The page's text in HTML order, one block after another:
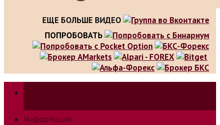
ЕЩЕ БОЛЬШЕ ВИДЕО
ПОПРОБОВАТЬ
Информация